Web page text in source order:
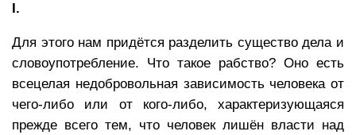
I.
Для этого нам придётся разделить существо дела и
словоупотребление. Что такое рабство? Оно есть
всецелая недобровольная зависимость человека от
чего-либо или от кого-либо, характеризующаяся
прежде всего тем, что человек лишён власти над